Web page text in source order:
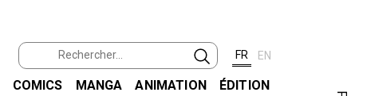
FR EN
COMICS MANGA ANIMATION ÉDITION